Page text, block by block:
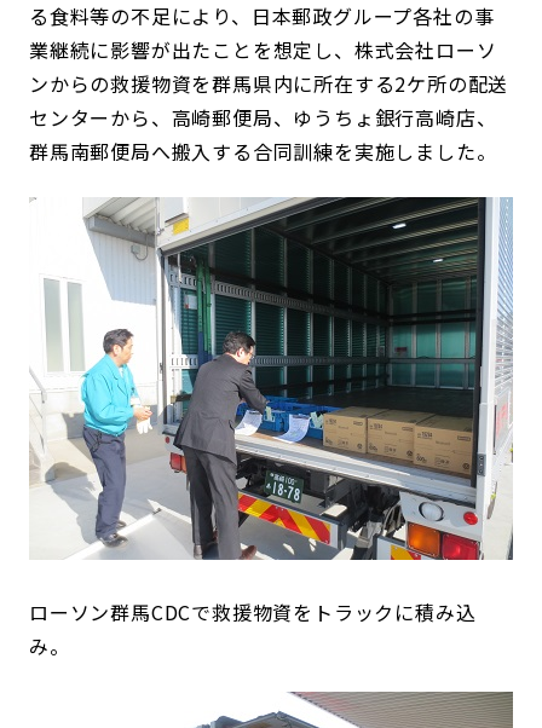
る食料等の不足により、日本郵政グループ各社の事
業継続に影響が出たことを想定し、株式会社ローソ
ンからの救援物資を群馬県内に所在する2ケ所の配送
センターから、高崎郵便局、ゆうちょ銀行高崎店、
群馬南郵便局へ搬入する合同訓練を実施しました。
ローソン群馬CDCで救援物資をトラックに積み込
み。